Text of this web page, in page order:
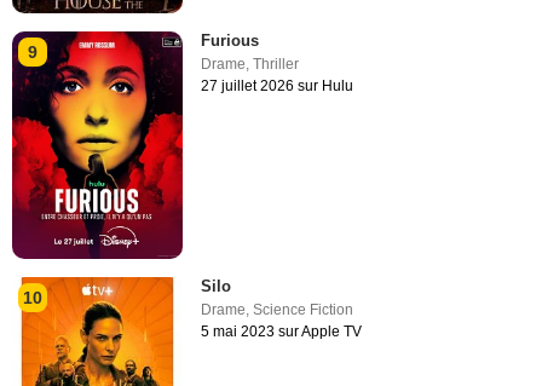
9
Furious
Drame,Thriller
27 juillet 2026 sur Hulu
10
Silo
Drame,Science Fiction
5 mai 2023 sur Apple TV